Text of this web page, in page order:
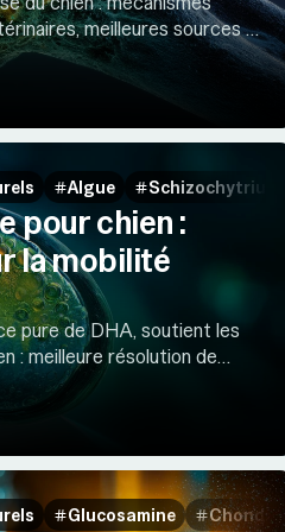
meilleures sources et
verte.
Algue Schizochytrium
pour chien :
la mobilité
pure de DHA, soutient les
: meilleure résolution de
du cartilage et
digestive.
Glucosamine